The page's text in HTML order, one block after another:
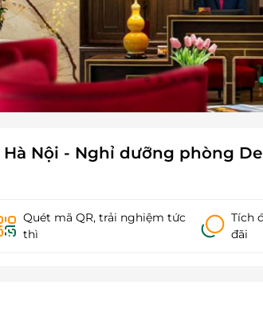
Nội - Nghỉ dưỡng phòng
Quét mã QR, trải nghiệm tức
thì
Tích
đãi